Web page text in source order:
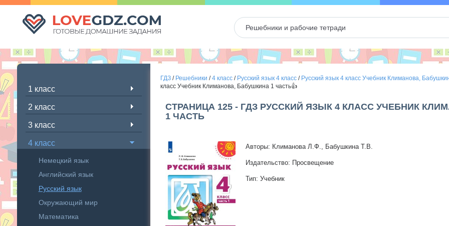
1 класс
2 класс
3 класс
4 класс
Немецкий язык
Английский язык
Русский язык
Окружающий мир
Математика
ГДЗ/ Решебники /4 класс/ Русский язык 4 класс/ Русский язык 4 класс Учебник Климанова,
класс Учебник Климанова, Бабушкина 1 часть👍
СТРАНИЦА 125 - ГДЗ РУССКИЙ ЯЗЫК 4 КЛАСС УЧЕБНИК
1 ЧАСТЬ
Авторы: Климанова Л.Ф., Бабушкина Т.В.
Издательство: Просвещение
Тип: Учебник